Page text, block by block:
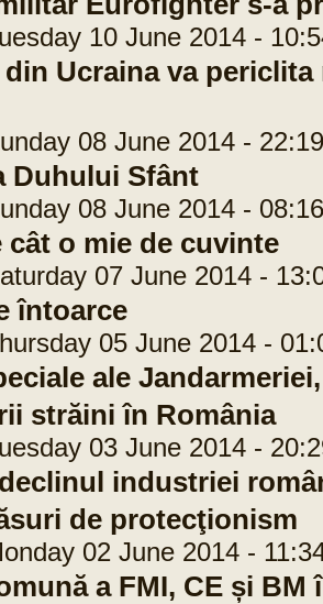
10 June 2014 -
Ucraina va
08 June 2014 -
Duhului Sfânt
08 June 2014 -
cât o mie de cuvinte
07 June 2014 -
întoarce
05 June 2014 -
ale
străini în România
03 June 2014 -
industriei
de protecţionism
02 June 2014 -
a FMI, CE și BM